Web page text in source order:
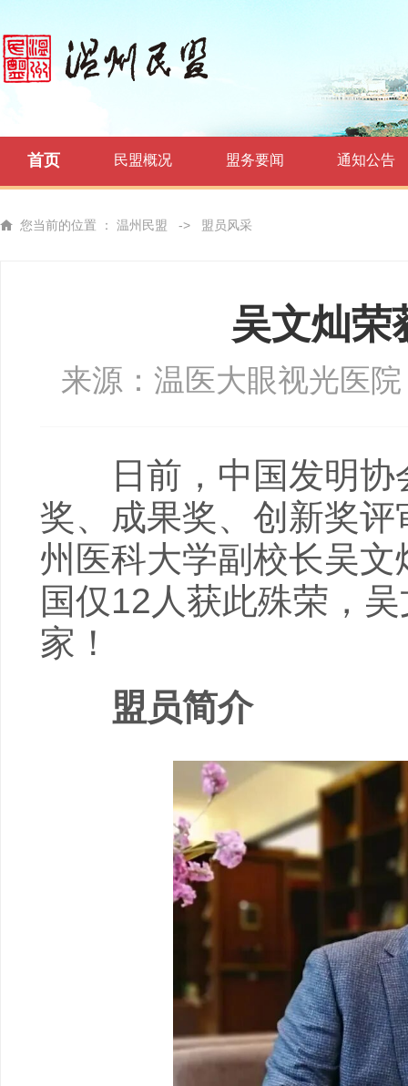
首页 民盟概况 盟务要闻 通知公告
您当前的位置 ： 温州民盟 -> 盟员风采
吴文灿荣
来源：温医大眼视光医院
日前，中国发明协
奖、成果奖、创新奖
州医科大学副校长吴文
国仅12人获此殊荣，
家！
盟员简介